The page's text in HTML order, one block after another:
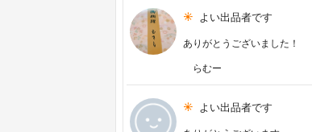
よい出品者です
ありがとうございました！
らむー
よい出品者です